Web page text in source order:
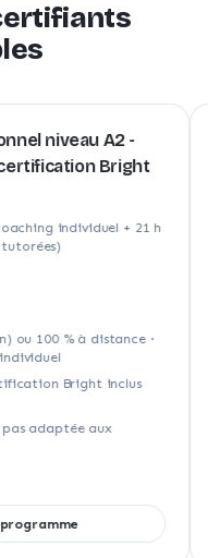
A2 -
Bright
+ 21 h
% à distance ·
Bright inclus
aux